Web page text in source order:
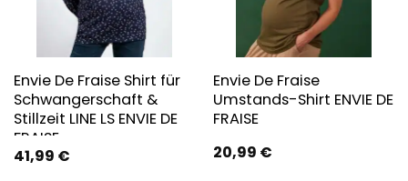
Envie De Fraise Shirt für
Schwangerschaft &
Stillzeit LINE LS ENVIE DE
FRAISE
41,99 €
Envie De Fraise
Umstands-Shirt ENVIE DE
FRAISE
20,99 €